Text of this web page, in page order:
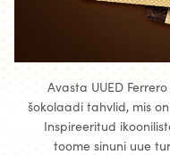
Avasta UUED
šokolaadi tahvlid, mis
Inspireeritud
toome sinuni uue